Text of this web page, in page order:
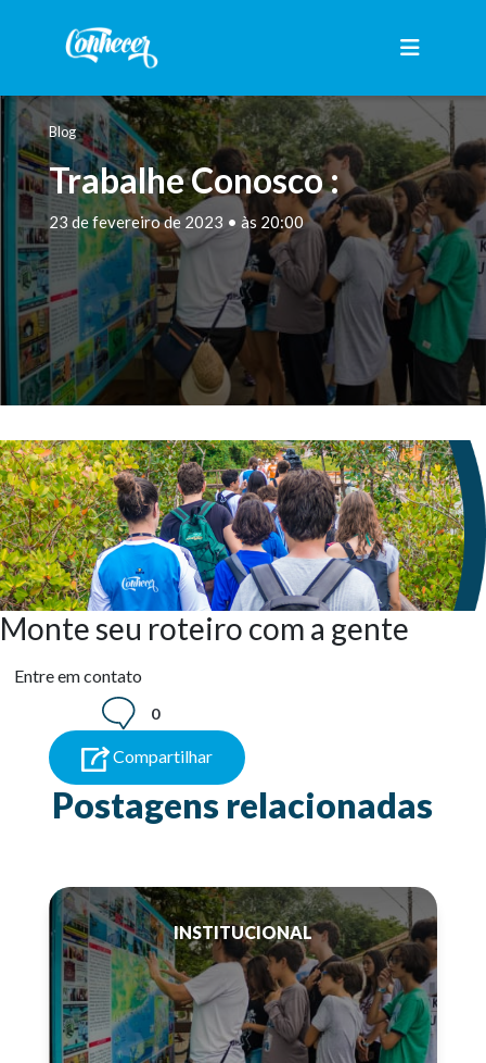
Blog
Trabalhe Conosco :
23 de fevereiro de 2023 • às 20:00
Monte seu roteiro com a gente
Entre em contato
0
Compartilhar
Postagens relacionadas
INSTITUCIONAL